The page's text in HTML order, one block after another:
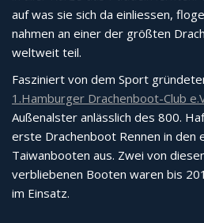
auf was sie sich da einliessen,
nahmen an einer der größten
weltweit teil.
Fasziniert von dem Sport
1.Hamburger Drachenboot-Club
Außenalster anlässlich des 800.
erste Drachenboot Rennen in den
Taiwanbooten aus. Zwei von
verbliebenen Booten waren bis
im Einsatz.